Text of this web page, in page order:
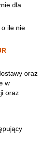
dla
, o ile nie
oraz
w
oraz